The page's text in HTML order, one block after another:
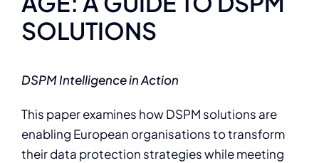
SOLUTIONS
DSPM Intelligence in Action
This paper examines how DSPM solutions are
enabling European organisations to transform
their data protection strategies while meeting